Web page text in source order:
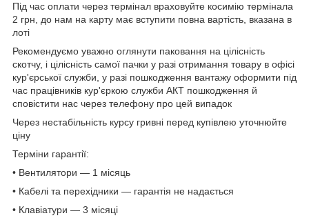
Під час оплати через термінал враховуйте косимію термінала
2 грн, до нам на карту має вступити повна вартість, вказана в
лоті
Рекомендуємо уважно оглянути паковання на цілісність
скотчу, і цілісність самої пачки у разі отримання товару в офісі
кур'єрської служби, у разі пошкодження вантажу оформити під
час працівників кур'єркою служби АКТ пошкодження й
сповістити нас через телефону про цей випадок
Через нестабільність курсу гривні перед купівлею уточнюйте
ціну
Терміни гарантії:
• Вентилятори — 1 місяць
• Кабелі та перехідники — гарантія не надається
• Клавіатури — 3 місяці